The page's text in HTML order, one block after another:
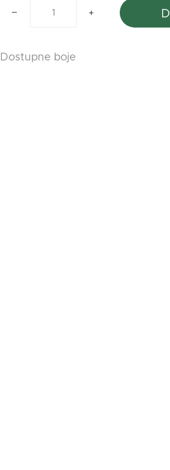
dostupne boje